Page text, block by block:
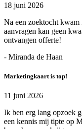
18 juni 2026
Na een zoektocht
aanvragen kan geen
ontvangen offerte!
- Miranda de Haan
Marketingkaart is top!
11 juni 2026
Ik ben erg lang opzoek
een kennis mij tipte op